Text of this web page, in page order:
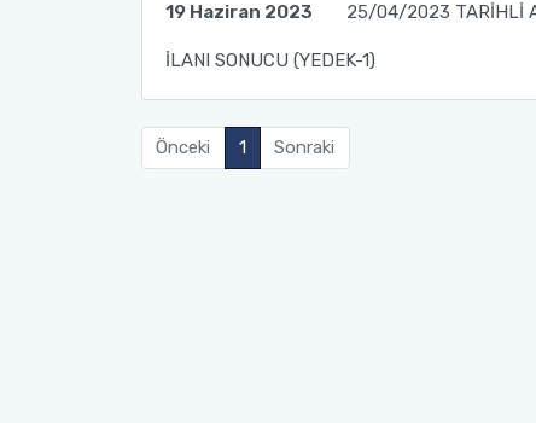
19 Haziran 2023 25/04/2023 TARİHLİ
İLANI SONUCU (YEDEK-1)
Önceki 1 Sonraki